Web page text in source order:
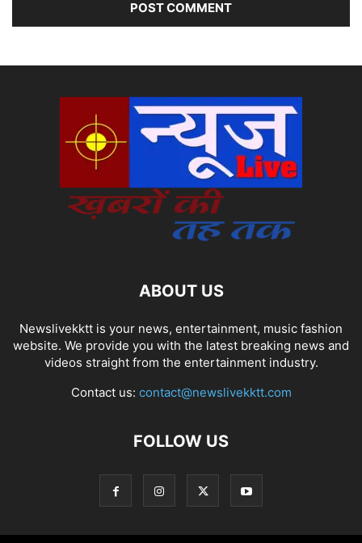
ABOUT US
Newslivekktt is your news, entertainment, music fashion
website. We provide you with the latest breaking news and
videos straight from the entertainment industry.
Contact us: contact@newslivekktt.com
FOLLOW US